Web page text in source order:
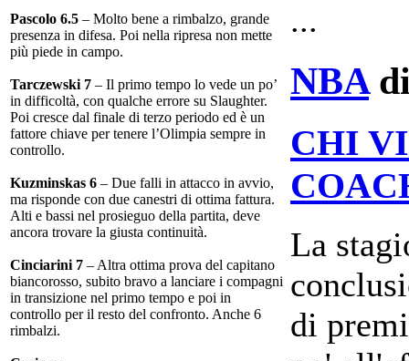
Pascolo 6.5 – Molto bene a rimbalzo, grande
presenza in difesa. Poi nella ripresa non mette
più piede in campo.
Tarczewski 7 – Il primo tempo lo vede un po’
in difficoltà, con qualche errore su Slaughter.
Poi cresce dal finale di terzo periodo ed è un
fattore chiave per tenere l’Olimpia sempre in
controllo.
Kuzminskas 6 – Due falli in attacco in avvio,
ma risponde con due canestri di ottima fattura.
Alti e bassi nel prosieguo della partita, deve
ancora trovare la giusta continuità.
Cinciarini 7 – Altra ottima prova del capitano
biancorosso, subito bravo a lanciare i compagni
in transizione nel primo tempo e poi in
controllo per il resto del confronto. Anche 6
rimbalzi.
...
NBAdi
CHI
La
di